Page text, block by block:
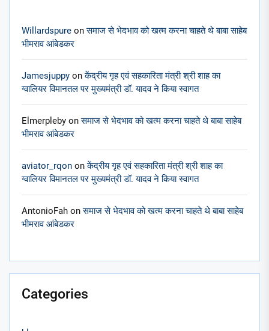
Willardspure onसमाज से भेदभाव को खत्म करना चाहते थे बाबा साहेब
भीमराव आंबेडकर
Jamesjuppy onकेंद्रीय गृह एवं सहकारिता मंत्री श्री शाह का
ग्वालियर विमानतल पर मुख्यमंत्री डॉ. यादव ने किया स्वागत
Elmerpleby onसमाज से भेदभाव को खत्म करना चाहते थे बाबा साहेब
भीमराव आंबेडकर
aviator_rqon onकेंद्रीय गृह एवं सहकारिता मंत्री श्री शाह का
ग्वालियर विमानतल पर मुख्यमंत्री डॉ. यादव ने किया स्वागत
AntonioFah onसमाज से भेदभाव को खत्म करना चाहते थे बाबा साहेब
भीमराव आंबेडकर
Categories